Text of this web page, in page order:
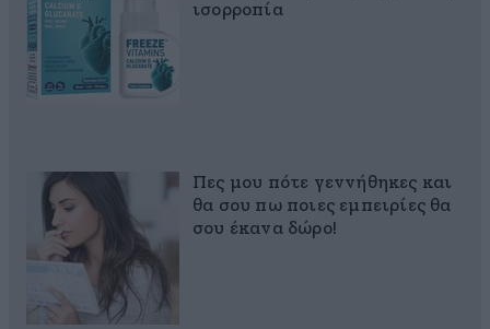
ισορροπία
Πες μου πότε γεννήθηκες και
θα σου πω ποιες εμπειρίες θα
σου έκανα δώρο!